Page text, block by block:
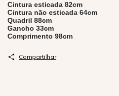
Cintura esticada 82cm
Cintura não esticada 64cm
Quadril 88cm
Gancho 33cm
Comprimento 98cm
Compartilhar